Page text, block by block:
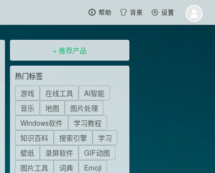
帮助 背景 设置
+ 推荐产品
热门标签
游戏
在线工具
AI智能
音乐
地图
图片处理
Windows软件
学习教程
知识百科
搜索引擎
学习
壁纸
录屏软件
GIF动图
图片工具
词典
Emoji